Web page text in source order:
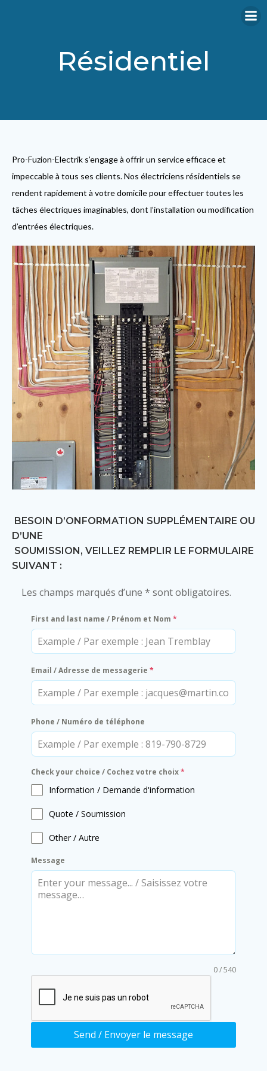
Résidentiel
Pro-Fuzion-Electrik s’engage à offrir un service efficace et
impeccable à tous ses clients. Nos électriciens résidentiels se
rendent rapidement à votre domicile pour effectuer toutes les
tâches électriques imaginables, dont l’installation ou modification
d’entrées électriques.
BESOIN D’ONFORMATION SUPPLÉMENTAIRE OU
D’UNE
SOUMISSION, VEILLEZ REMPLIR LE FORMULAIRE
SUIVANT :
Les champs marqués d’une * sont obligatoires.
First and last name / Prénom et Nom *
Email / Adresse de messagerie *
Phone / Numéro de téléphone
Check your choice / Cochez votre choix*
Information / Demande d'information
Quote / Soumission
Other / Autre
Message
0 / 540
Send / Envoyer le message